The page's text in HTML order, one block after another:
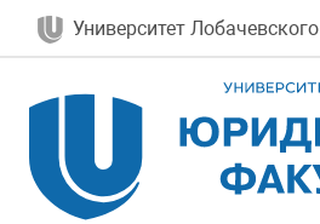
Университет Лобачевского